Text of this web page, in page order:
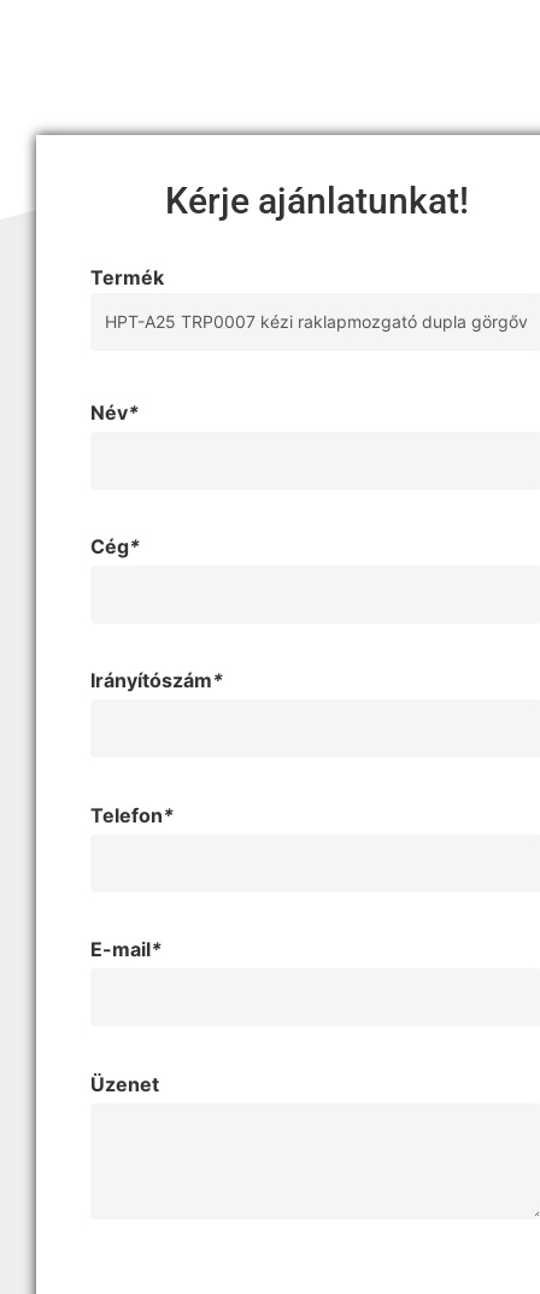
Kérje ajánlatunkat!
Termék
Név*
Cég*
Irányítószám*
Telefon*
E-mail*
Üzenet